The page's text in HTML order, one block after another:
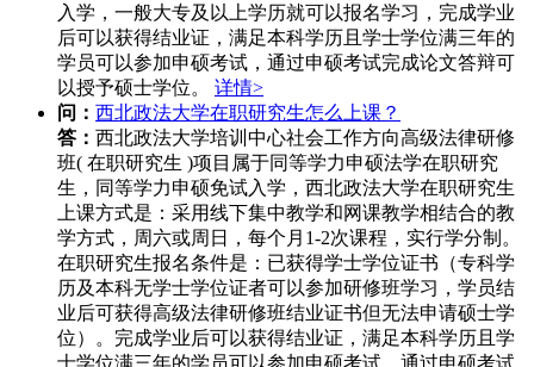
入学，一般大专及以上学历就可以报名学习，完成学业
后可以获得结业证，满足本科学历且学士学位满三年的
学员可以参加申硕考试，通过申硕考试完成论文答辩可
以授予硕士学位。 详情>
问： 西北政法大学在职研究生怎么上课？
答： 西北政法大学培训中心社会工作方向高级法律研修
班( 在职研究生 )项目属于同等学力申硕法学在职研究
生，同等学力申硕免试入学，西北政法大学在职研究生
上课方式是：采用线下集中教学和网课教学相结合的教
学方式，周六或周日，每个月1-2次课程，实行学分制。
在职研究生报名条件是：已获得学士学位证书（专科学
历及本科无学士学位证者可以参加研修班学习，学员结
业后可获得高级法律研修班结业证书但无法申请硕士学
位）。完成学业后可以获得结业证，满足本科学历且学